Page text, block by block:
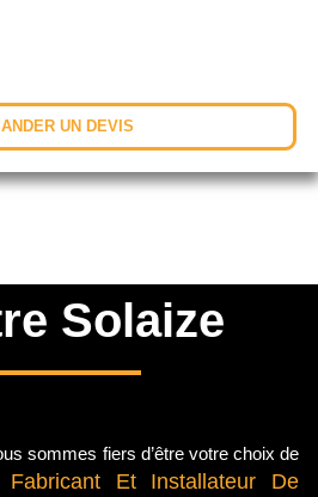
UN DEVIS
Solaize
sommes fiers d’être votre choix de
Fabricant Et Installateur De